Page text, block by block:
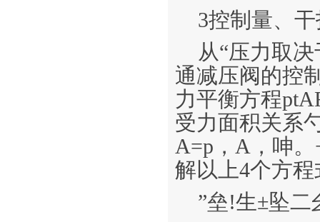
3控制量、
从“压力取
通减压阀的控
力平衡方程
受力面积关系
A=p，A，呻
解以上4个方
”垒!生±坠